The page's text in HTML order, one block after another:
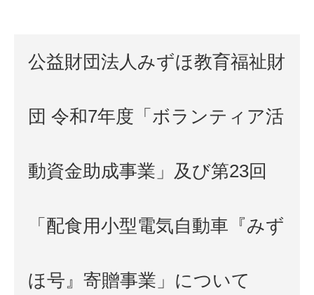
公益財団法人みずほ教育福祉財
団 令和7年度「ボランティア活
動資金助成事業」及び第23回
「配食用小型電気自動車『みず
ほ号』寄贈事業」について